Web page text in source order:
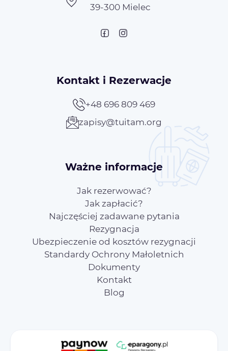
39-300 Mielec
Kontakt i Rezerwacje
+48 696 809 469
zapisy@tuitam.org
Ważne informacje
Jak rezerwować?
Jak zapłacić?
Najczęściej zadawane pytania
Rezygnacja
Ubezpieczenie od kosztów rezygnacji
Standardy Ochrony Małoletnich
Dokumenty
Kontakt
Blog